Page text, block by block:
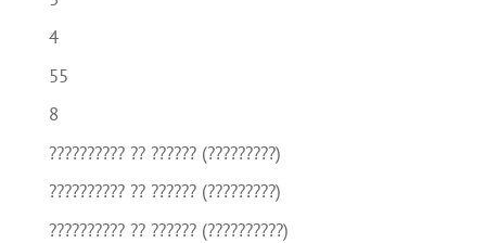
4
55
8
?????????? ?? ?????? (?????????)
?????????? ?? ?????? (?????????)
?????????? ?? ?????? (??????????)